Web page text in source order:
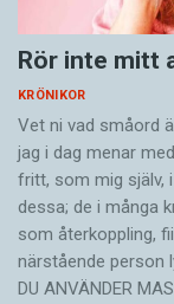
Rör inte mitt
KRÖNIKOR
Vet ni vad småord
jag i dag menar
fritt, som mig själv,
dessa; de i många
som återkoppling,
närstående person
DU ANVÄNDER